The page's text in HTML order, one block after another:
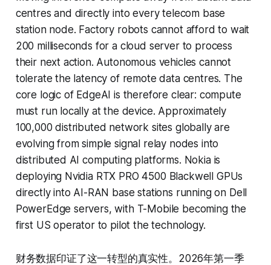
centres and directly into every telecom base
station node. Factory robots cannot afford to wait
200 milliseconds for a cloud server to process
their next action. Autonomous vehicles cannot
tolerate the latency of remote data centres. The
core logic of EdgeAI is therefore clear: compute
must run locally at the device. Approximately
100,000 distributed network sites globally are
evolving from simple signal relay nodes into
distributed AI computing platforms. Nokia is
deploying Nvidia RTX PRO 4500 Blackwell GPUs
directly into AI-RAN base stations running on Dell
PowerEdge servers, with T-Mobile becoming the
first US operator to pilot the technology.
财务数据印证了这一转型的真实性。2026年第一季